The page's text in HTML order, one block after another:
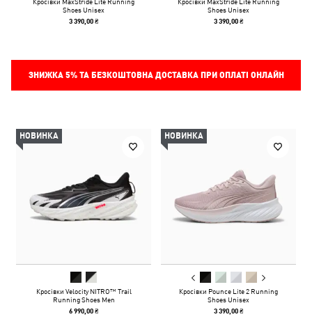
Shoes Unisex
3 390,00 ₴
Shoes Unisex
3 390,00 ₴
ЗНИЖКА 5%ТА БЕЗКОШТОВНА ДОСТАВКА ПРИ ОПЛАТІ ОНЛАЙН
НОВИНКА
Кросівки Velocity NITRO™ Trail
Running Shoes Men
6 990,00 ₴
НОВИНКА
Кросівки Pounce Lite 2 Running
Shoes Unisex
3 390,00 ₴